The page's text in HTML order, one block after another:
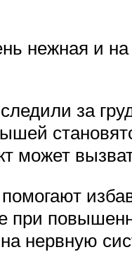
нежная и
за
при
нервную